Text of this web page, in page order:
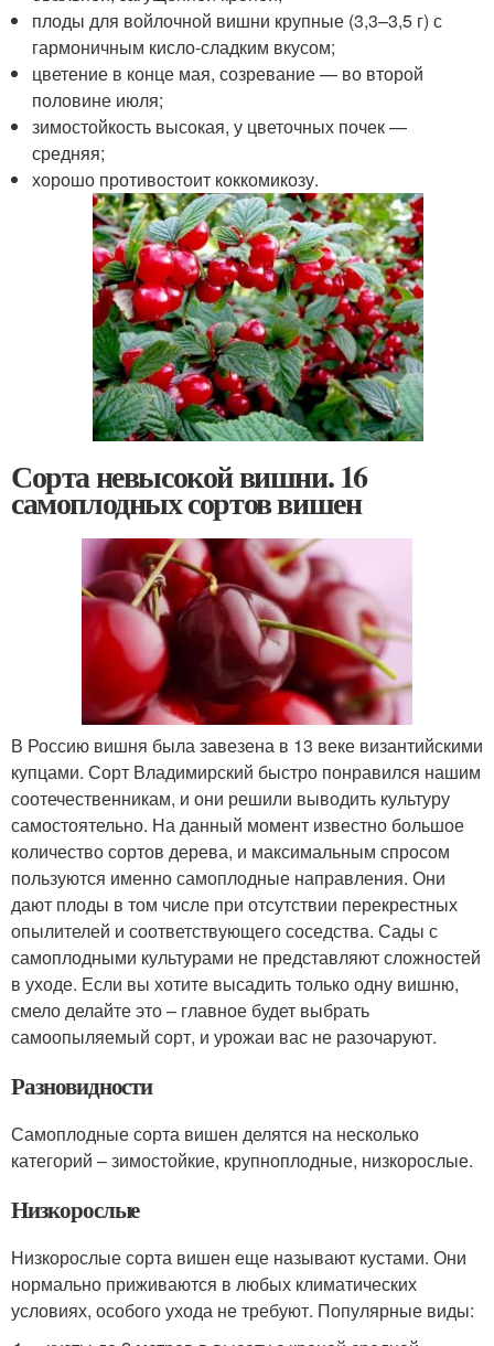
плоды для войлочной вишни крупные (3,3–3,5 г) с
гармоничным кисло-сладким вкусом;
цветение в конце мая, созревание — во второй
половине июля;
зимостойкость высокая, у цветочных почек —
средняя;
хорошо противостоит коккомикозу.
Сорта невысокой вишни. 16
самоплодных сортов вишен
В Россию вишня была завезена в 13 веке византийскими
купцами. Сорт Владимирский быстро понравился нашим
соотечественникам, и они решили выводить культуру
самостоятельно. На данный момент известно большое
количество сортов дерева, и максимальным спросом
пользуются именно самоплодные направления. Они
дают плоды в том числе при отсутствии перекрестных
опылителей и соответствующего соседства. Сады с
самоплодными культурами не представляют сложностей
в уходе. Если вы хотите высадить только одну вишню,
смело делайте это – главное будет выбрать
самоопыляемый сорт, и урожаи вас не разочаруют.
Разновидности
Самоплодные сорта вишен делятся на несколько
категорий – зимостойкие, крупноплодные, низкорослые.
Низкорослые
Низкорослые сорта вишен еще называют кустами. Они
нормально приживаются в любых климатических
условиях, особого ухода не требуют. Популярные виды: